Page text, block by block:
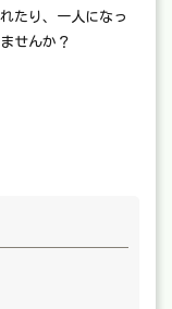
たり、一人になっ
せんか？